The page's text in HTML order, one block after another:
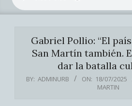
Gabriel Pollio: “El
San Martín también.
dar la batalla
BY: ADMINURB ON: 18/07/2025
MARTIN